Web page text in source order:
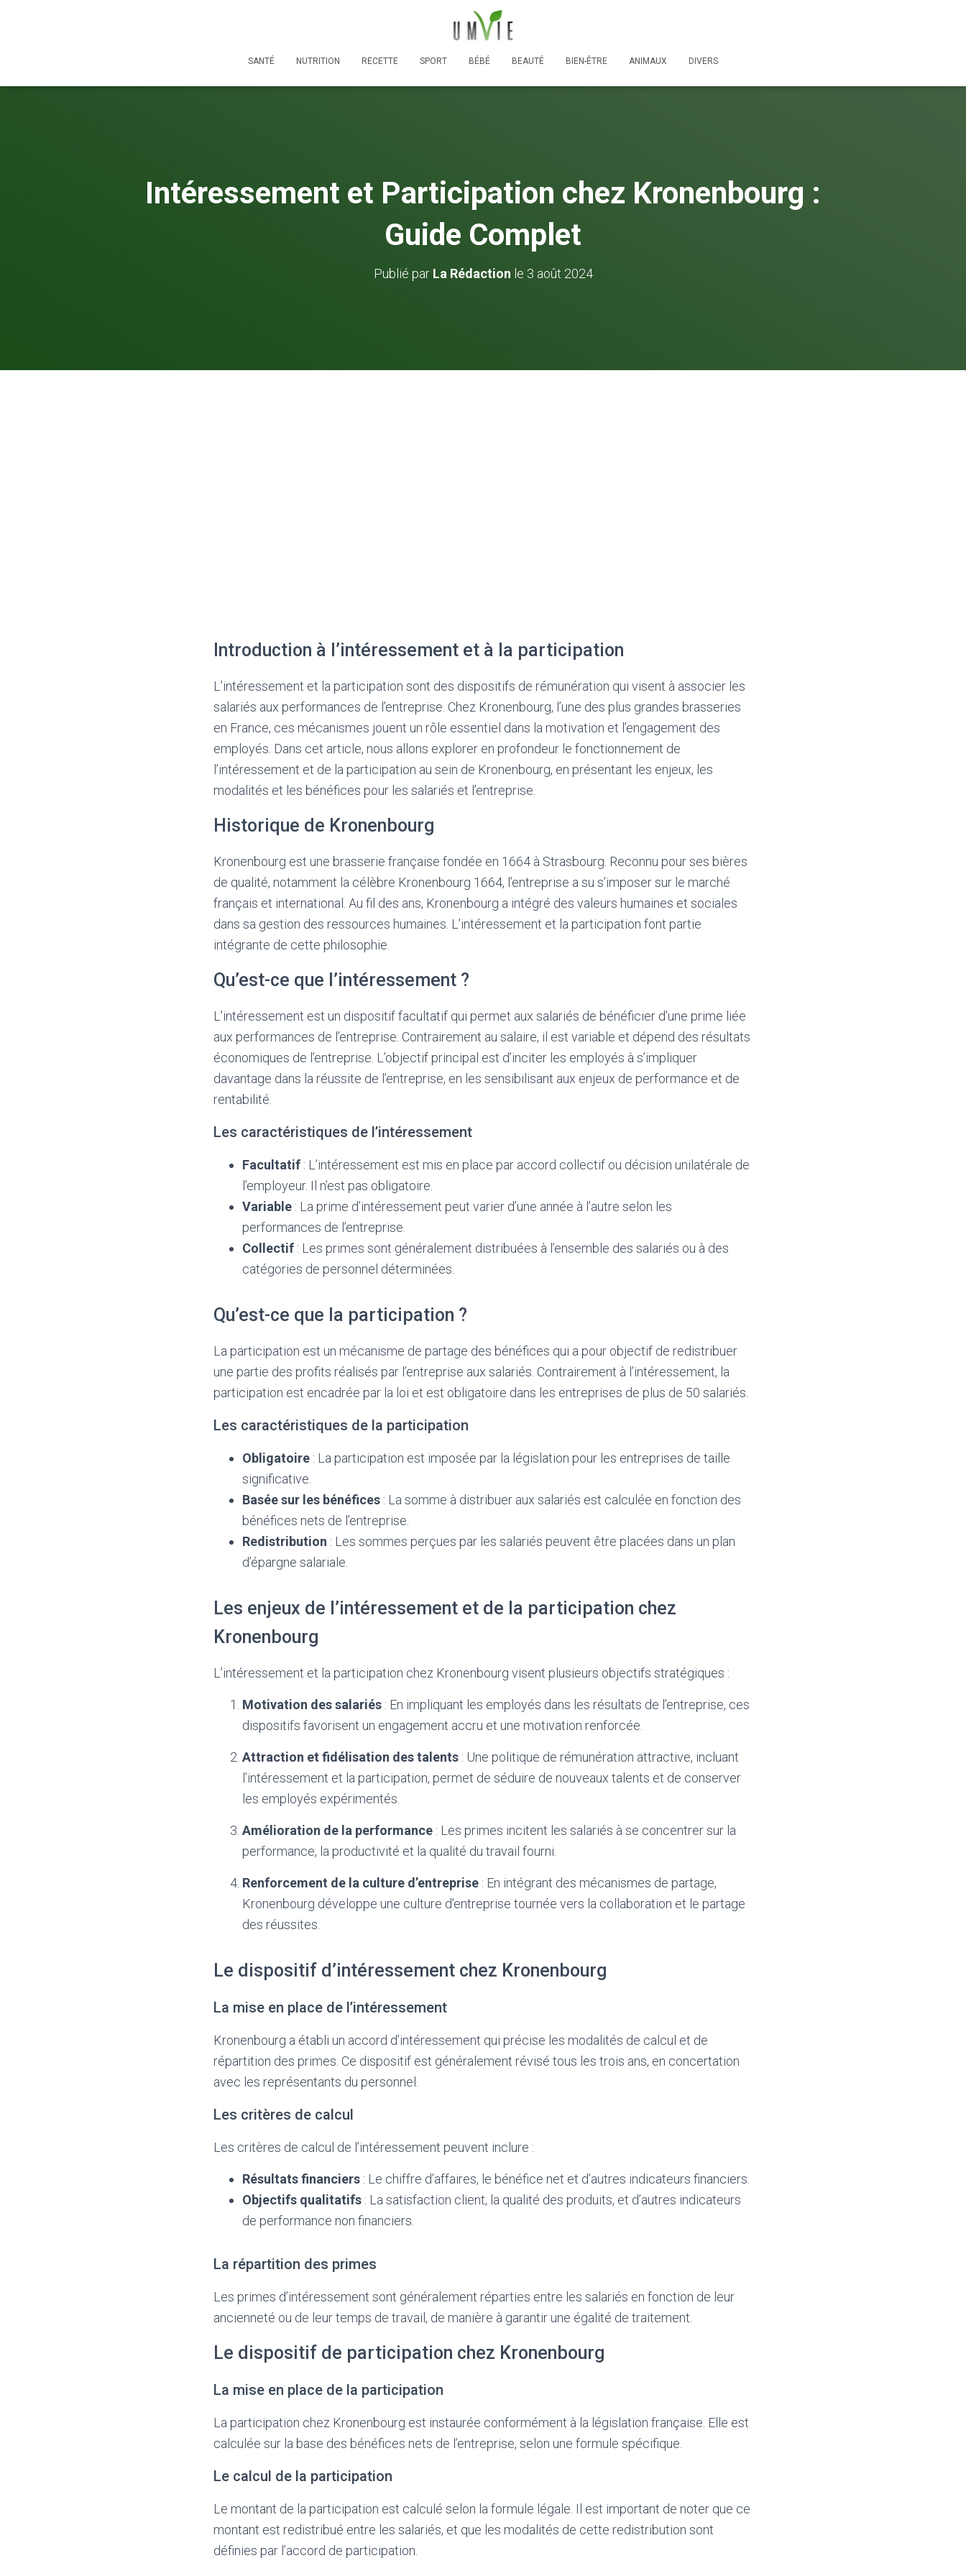
SANTÉ NUTRITION RECETTE SPORT BÉBÉ BEAUTÉ BIEN-ÊTRE ANIMAUX DIVERS
Intéressement et Participation chez Kronenbourg :
Guide Complet
Publié par La Rédaction le 3 août 2024
Introduction à l’intéressement et à la participation
L’intéressement et la participation sont des dispositifs de rémunération qui visent à associer les
salariés aux performances de l’entreprise. Chez Kronenbourg, l’une des plus grandes brasseries
en France, ces mécanismes jouent un rôle essentiel dans la motivation et l’engagement des
employés. Dans cet article, nous allons explorer en profondeur le fonctionnement de
l’intéressement et de la participation au sein de Kronenbourg, en présentant les enjeux, les
modalités et les bénéfices pour les salariés et l’entreprise.
Historique de Kronenbourg
Kronenbourg est une brasserie française fondée en 1664 à Strasbourg. Reconnu pour ses bières
de qualité, notamment la célèbre Kronenbourg 1664, l’entreprise a su s’imposer sur le marché
français et international. Au fil des ans, Kronenbourg a intégré des valeurs humaines et sociales
dans sa gestion des ressources humaines. L’intéressement et la participation font partie
intégrante de cette philosophie.
Qu’est-ce que l’intéressement ?
L’intéressement est un dispositif facultatif qui permet aux salariés de bénéficier d’une prime liée
aux performances de l’entreprise. Contrairement au salaire, il est variable et dépend des résultats
économiques de l’entreprise. L’objectif principal est d’inciter les employés à s’impliquer
davantage dans la réussite de l’entreprise, en les sensibilisant aux enjeux de performance et de
rentabilité.
Les caractéristiques de l’intéressement
Facultatif : L’intéressement est mis en place par accord collectif ou décision unilatérale de
l’employeur. Il n’est pas obligatoire.
Variable : La prime d’intéressement peut varier d’une année à l’autre selon les
performances de l’entreprise.
Collectif : Les primes sont généralement distribuées à l’ensemble des salariés ou à des
catégories de personnel déterminées.
Qu’est-ce que la participation ?
La participation est un mécanisme de partage des bénéfices qui a pour objectif de redistribuer
une partie des profits réalisés par l’entreprise aux salariés. Contrairement à l’intéressement, la
participation est encadrée par la loi et est obligatoire dans les entreprises de plus de 50 salariés.
Les caractéristiques de la participation
Obligatoire : La participation est imposée par la législation pour les entreprises de taille
significative.
Basée sur les bénéfices : La somme à distribuer aux salariés est calculée en fonction des
bénéfices nets de l’entreprise.
Redistribution : Les sommes perçues par les salariés peuvent être placées dans un plan
d’épargne salariale.
Les enjeux de l’intéressement et de la participation chez
Kronenbourg
L’intéressement et la participation chez Kronenbourg visent plusieurs objectifs stratégiques :
Motivation des salariés : En impliquant les employés dans les résultats de l’entreprise, ces
dispositifs favorisent un engagement accru et une motivation renforcée.
Attraction et fidélisation des talents : Une politique de rémunération attractive, incluant
l’intéressement et la participation, permet de séduire de nouveaux talents et de conserver
les employés expérimentés.
Amélioration de la performance : Les primes incitent les salariés à se concentrer sur la
performance, la productivité et la qualité du travail fourni.
Renforcement de la culture d’entreprise : En intégrant des mécanismes de partage,
Kronenbourg développe une culture d’entreprise tournée vers la collaboration et le partage
des réussites.
Le dispositif d’intéressement chez Kronenbourg
La mise en place de l’intéressement
Kronenbourg a établi un accord d’intéressement qui précise les modalités de calcul et de
répartition des primes. Ce dispositif est généralement révisé tous les trois ans, en concertation
avec les représentants du personnel.
Les critères de calcul
Les critères de calcul de l’intéressement peuvent inclure :
Résultats financiers : Le chiffre d’affaires, le bénéfice net et d’autres indicateurs financiers.
Objectifs qualitatifs : La satisfaction client, la qualité des produits, et d’autres indicateurs
de performance non financiers.
La répartition des primes
Les primes d’intéressement sont généralement réparties entre les salariés en fonction de leur
ancienneté ou de leur temps de travail, de manière à garantir une égalité de traitement.
Le dispositif de participation chez Kronenbourg
La mise en place de la participation
La participation chez Kronenbourg est instaurée conformément à la législation française. Elle est
calculée sur la base des bénéfices nets de l’entreprise, selon une formule spécifique.
Le calcul de la participation
Le montant de la participation est calculé selon la formule légale. Il est important de noter que ce
montant est redistribué entre les salariés, et que les modalités de cette redistribution sont
définies par l’accord de participation.